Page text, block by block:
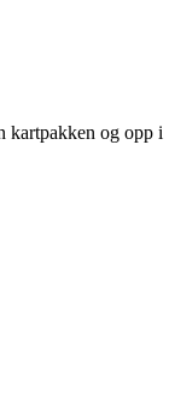
kartpakken og opp i